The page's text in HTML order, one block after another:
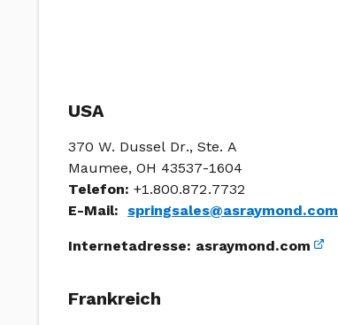
USA
370 W. Dussel Dr., Ste. A
Maumee, OH 43537-1604
Telefon: +1.800.872.7732
E-Mail:
springsales@asraymond.com
Internetadresse: asraymond.com
Frankreich